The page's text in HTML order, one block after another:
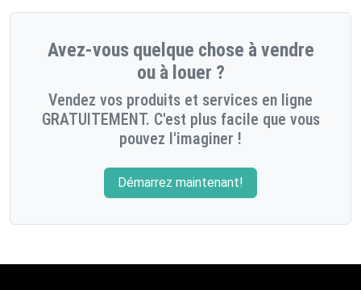
Avez-vous quelque chose à vendre
ou à louer ?
Vendez vos produits et services en ligne
GRATUITEMENT. C'est plus facile que vous
pouvez l'imaginer !
Démarrez maintenant!